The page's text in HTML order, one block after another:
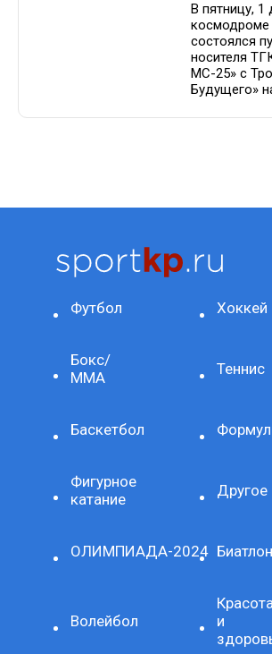
В пятницу, 1
космодроме
состоялся
носителя
МС-25» с
Будущего»
Футбол Хоккей
Бокс/
ММА
Теннис
Баскетбол
Фигурное
катание
Другое
ОЛИМПИАДА-2024 Биатлон
Волейбол
и